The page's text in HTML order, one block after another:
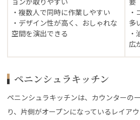
・複数人で同時に作業しやすい
・デザイン性が高く、おしゃれな
空間を演出できる
・
多
・
広
ペニンシュラキッチン
ペニンシュラキッチンは、カウンターの
り、片側がオープンになっているレイア